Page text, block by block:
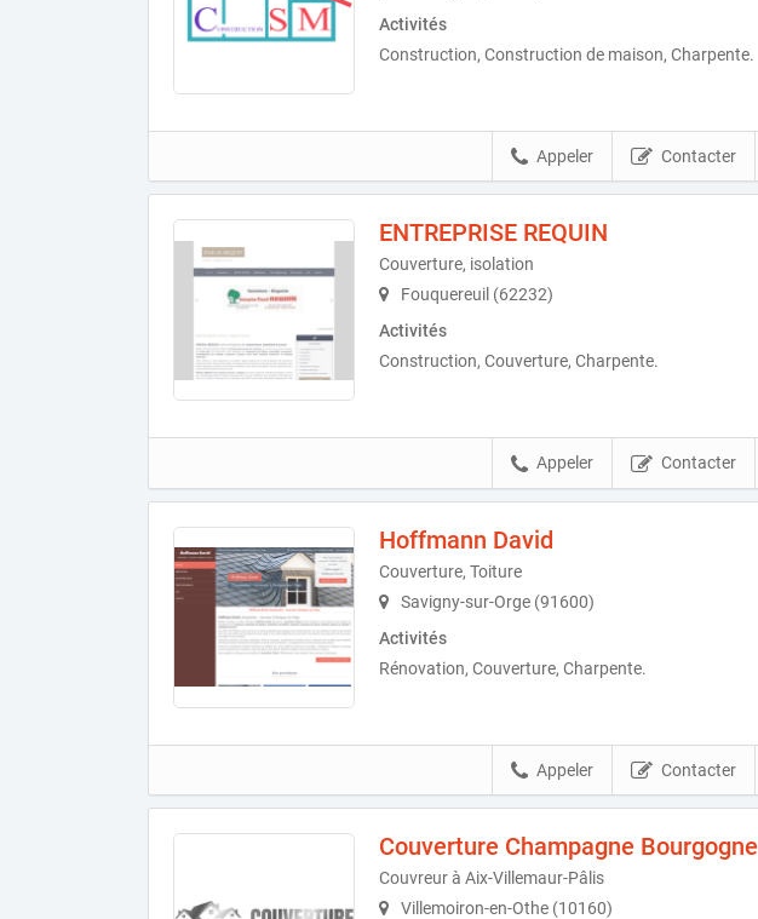
Activités
Construction, Construction de maison, Charpente.
Contacter
Appeler
ENTREPRISE REQUIN
Couverture, isolation
Fouquereuil (62232)
Activités
Construction, Couverture, Charpente.
Contacter
Appeler
Hoffmann David
Couverture, Toiture
Savigny-sur-Orge (91600)
Activités
Rénovation, Couverture, Charpente.
Contacter
Appeler
Couverture Champagne Bourgogne
Couvreur à Aix-Villemaur-Pâlis
Villemoiron-en-Othe (10160)